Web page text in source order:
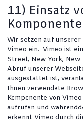
11) Einsatz
Wir setzen auf unserer
Vimeo ein. Vimeo ist
Street, New York, New
Abruf unserer
ausgestattet ist,
Ihnen verwendete
Komponente von
aufrufen und
erkennt Vimeo durch